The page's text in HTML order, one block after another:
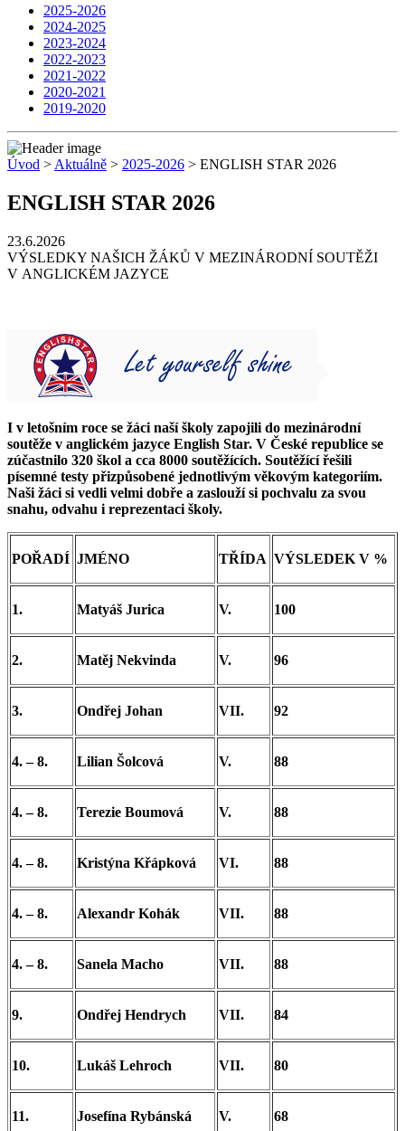
2025-2026
2024-2025
2023-2024
2022-2023
2021-2022
2020-2021
2019-2020
Úvod > Aktuálně > 2025-2026 > ENGLISH STAR 2026
ENGLISH STAR 2026
23.6.2026
VÝSLEDKY NAŠICH ŽÁKŮ V MEZINÁRODNÍ SOUTĚŽI
V ANGLICKÉM JAZYCE
I v letošním roce se žáci naší školy zapojili do mezinárodní
soutěže v anglickém jazyce English Star. V České republice se
zúčastnilo 320 škol a cca 8000 soutěžících. Soutěžící řešili
písemné testy přizpůsobené jednotlivým věkovým kategoriím.
Naši žáci si vedli velmi dobře a zaslouží si pochvalu za svou
snahu, odvahu i reprezentaci školy.
POŘADÍ JMÉNO TŘÍDA VÝSLEDEK V %
1. Matyáš Jurica V. 100
2. Matěj Nekvinda V. 96
3. Ondřej Johan VII. 92
4. – 8. Lilian Šolcová V. 88
4. – 8. Terezie Boumová V. 88
4. – 8. Kristýna Křápková VI. 88
4. – 8. Alexandr Kohák VII. 88
4. – 8. Sanela Macho VII. 88
9. Ondřej Hendrych VII. 84
10. Lukáš Lehroch VII. 80
11. Josefína Rybánská V. 68